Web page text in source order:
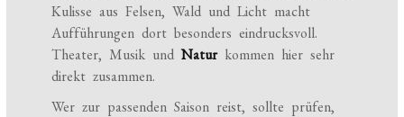
Kulisse aus Felsen, Wald und Licht macht
Aufführungen dort besonders eindrucksvoll.
Theater, Musik undNaturkommen hier sehr
direkt zusammen.
Wer zur passenden Saison reist, sollte prüfen,